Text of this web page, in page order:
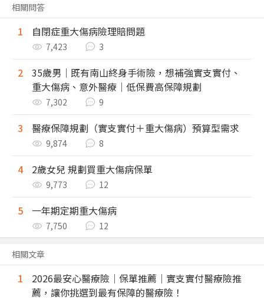
相關問答
1 自閉症重大傷病險理賠問題
7,423 3
2
35歲男｜既有南山終身手術險，想補強實支實付、
重大傷病、意外醫療｜低保費高保障規劃
7,302 9
3 醫療保障規劃（實支實付＋重大傷病）預算型需求
9,874 8
4 2歲女兒 規劃買重大傷病保單
9,773 12
5 一年期定期重大傷病
7,750 12
相關文章
1
2026最安心醫療險｜保單推薦｜實支實付醫療險推
薦，讓你挑選到最有保障的醫療險！